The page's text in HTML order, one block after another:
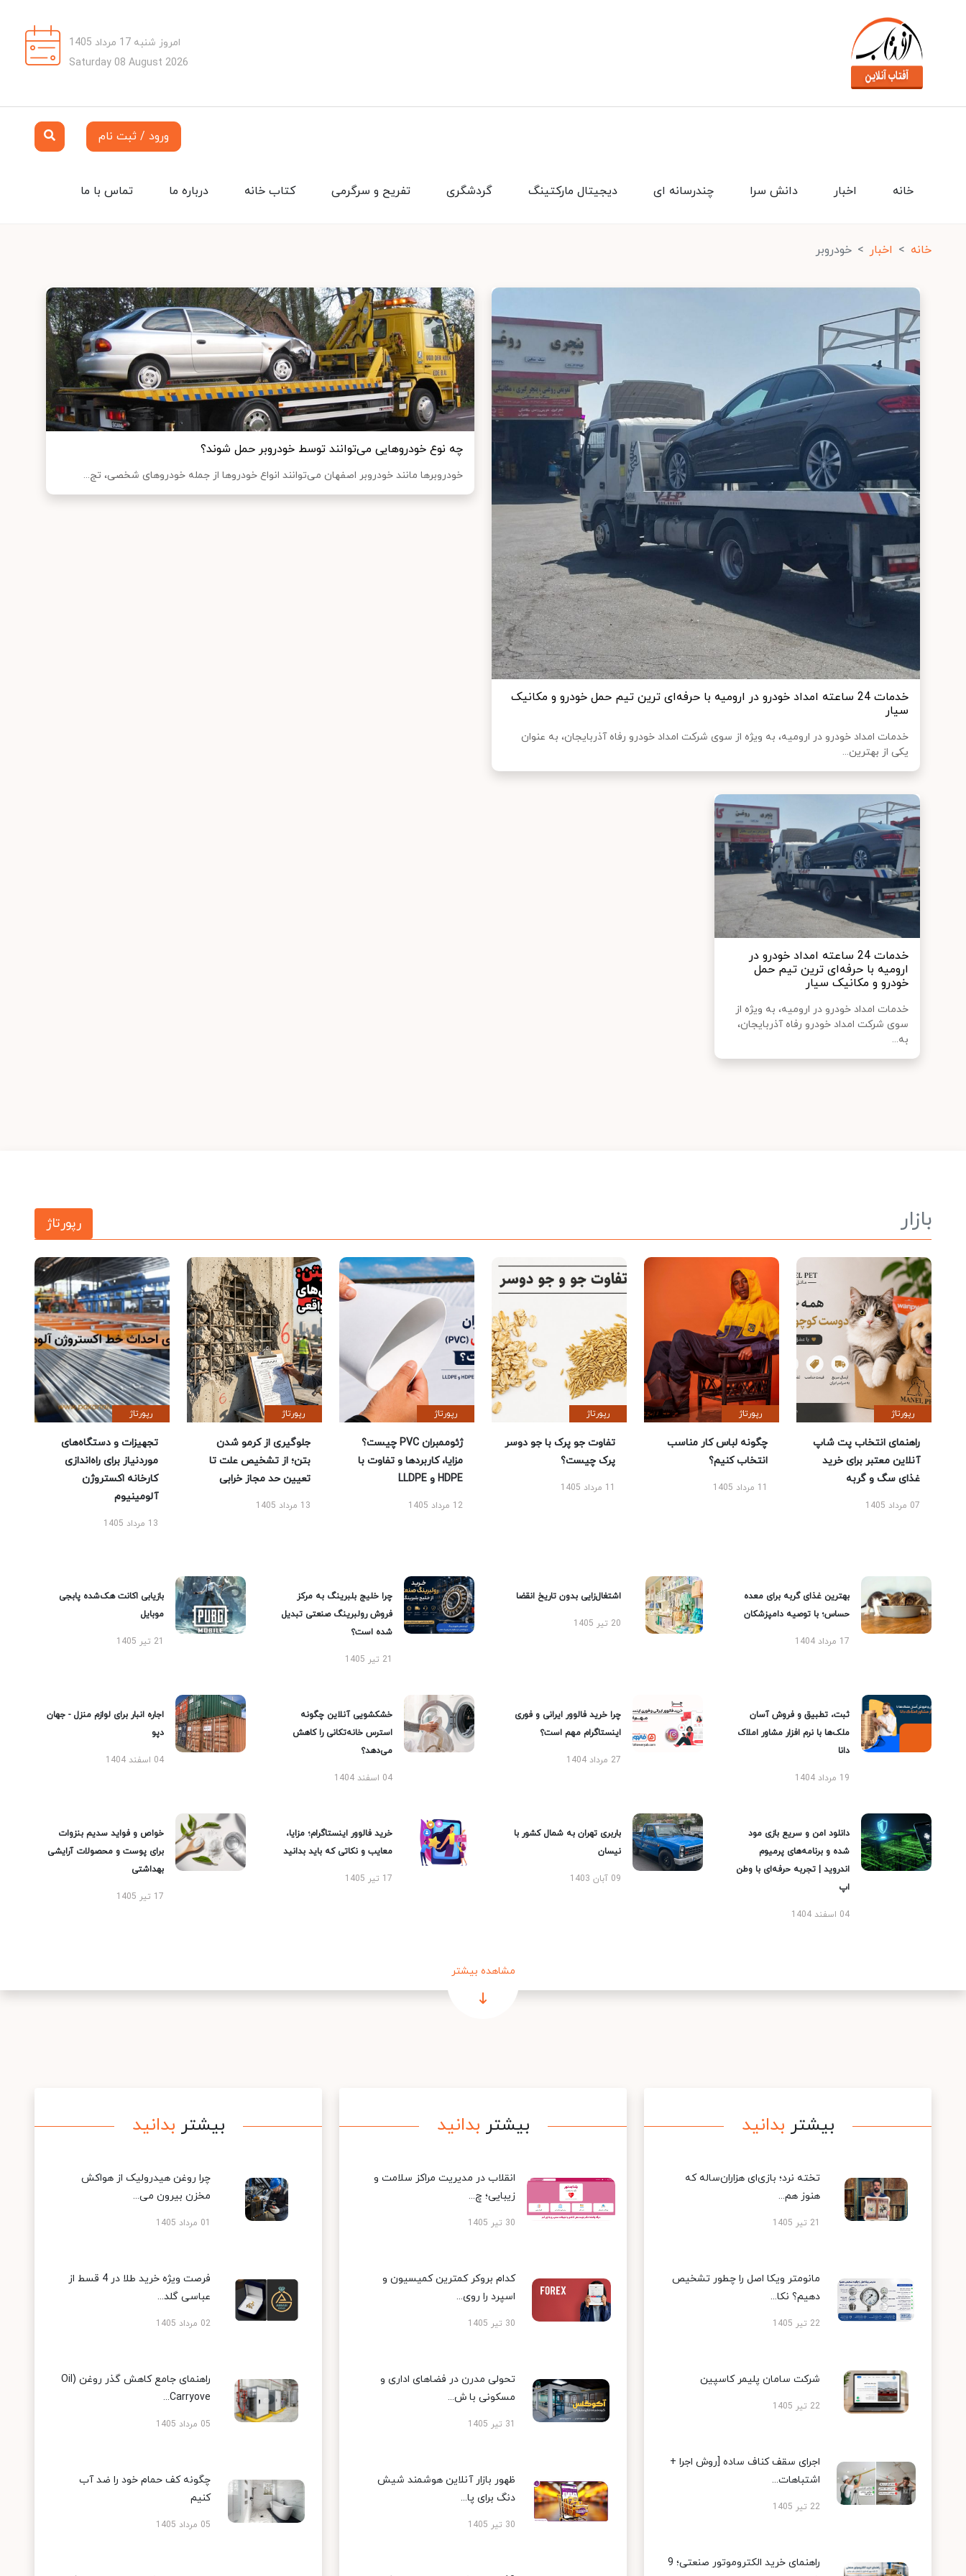
امروز شنبه 17 مرداد 1405
Saturday 08 August 2026
ورود / ثبت نام
تماس با ما درباره ما کتاب خانه تفریح و سرگرمی گردشگری دیجیتال مارکتینگ چندرسانه ای دانش سرا اخبار خانه
خانه اخبار خودروبر
خدمات 24 ساعته امداد خودرو در ارومیه با حرفه‌ای ترین تیم حمل خودرو و مکانیک
سیار
خدمات امداد خودرو در ارومیه، به ویژه از سوی شرکت امداد خودرو رفاه آذربایجان، به عنوان
یکی از بهترین...
چه نوع خودروهایی می‌توانند توسط خودروبر حمل شوند؟
خودروبرها مانند خودروبر اصفهان می‌توانند انواع خودروها از جمله خودروهای شخصی، تج...
خدمات 24 ساعته امداد خودرو در
ارومیه با حرفه‌ای ترین تیم حمل
خودرو و مکانیک سیار
خدمات امداد خودرو در ارومیه، به ویژه از
سوی شرکت امداد خودرو رفاه آذربایجان،
به...
بازار رپورتاژ
رپورتاژ
راهنمای انتخاب پت شاپ
آنلاین معتبر برای خرید
غذای سگ و گربه
07 مرداد 1405
رپورتاژ
چگونه لباس کار مناسب
انتخاب کنیم؟
11 مرداد 1405
رپورتاژ
تفاوت جو پرک با جو دوسر
پرک چیست؟
11 مرداد 1405
رپورتاژ
ژئوممبران PVC چیست؟
مزایا، کاربردها و تفاوت با
HDPE و LLDPE
12 مرداد 1405
رپورتاژ
جلوگیری از کرمو شدن
بتن؛ از تشخیص علت تا
تعیین حد مجاز خرابی
13 مرداد 1405
رپورتاژ
تجهیزات و دستگاه‌های
موردنیاز برای راه‌اندازی
کارخانه اکستروژن
آلومینیوم
13 مرداد 1405
بهترین غذای گربه برای معده
حساس؛ با توصیه دامپزشکان
17 مرداد 1404
اشتغال‌زایی بدون تاریخ انقضا
20 تیر 1405
چرا خلیج بلبرینگ به مرکز
فروش رولبرینگ صنعتی تبدیل
شده است؟
21 تیر 1405
بازیابی اکانت هک‌شده پابجی
موبایل
21 تیر 1405
ثبت، تطبیق و فروش آسان
ملک‌ها با نرم افزار مشاور املاک
دانا
19 مرداد 1404
چرا خرید فالوور ایرانی و فوری
اینستاگرام مهم است؟
27 مرداد 1404
خشکشویی آنلاین چگونه
استرس خانه‌تکانی را کاهش
می‌دهد؟
04 اسفند 1404
اجاره انبار برای لوازم منزل - جهان
دپو
04 اسفند 1404
دانلود امن و سریع بازی مود
شده و برنامه‌های پرمیوم
اندروید | تجربه حرفه‌ای با وطن
اپ
04 اسفند 1404
باربری تهران به شمال کشور با
نیسان
09 آبان 1403
خرید فالوور اینستاگرام؛ مزایا،
معایب و نکاتی که باید بدانید
17 تیر 1405
خواص و فواید سدیم بنزوات
برای پوست و محصولات آرایشی
بهداشتی
17 تیر 1405
مشاهده بیشتر
بیشتر بدانید
تخته نرد؛ بازی‌ای هزاران‌ساله که
هنوز هم...
21 تیر 1405
مانومتر ویکا اصل را چطور تشخیص
دهیم؟ نکا...
22 تیر 1405
شرکت سامان پلیمر کاسپین
22 تیر 1405
اجرای سقف کناف ساده [روش اجرا +
اشتباهات...
22 تیر 1405
راهنمای خرید الکتروموتور صنعتی؛ 9
بیشتر بدانید
انقلاب در مدیریت مراکز سلامت و
زیبایی؛ چ...
30 تیر 1405
کدام بروکر کمترین کمیسیون و
اسپرد را روی...
30 تیر 1405
تحولی مدرن در فضاهای اداری و
مسکونی با ش...
31 تیر 1405
ظهور بازار آنلاین هوشمند شیش
دنگ برای پا...
30 تیر 1405
بیشتر بدانید
چرا روغن هیدرولیک از هواکش
مخزن بیرون می...
01 مرداد 1405
فرصت ویژه خرید طلا در 4 قسط از
عباسی گلد...
02 مرداد 1405
راهنمای جامع کاهش گذر روغن (Oil
Carryove...
05 مرداد 1405
چگونه کف حمام خود را ضد آب
کنیم
05 مرداد 1405